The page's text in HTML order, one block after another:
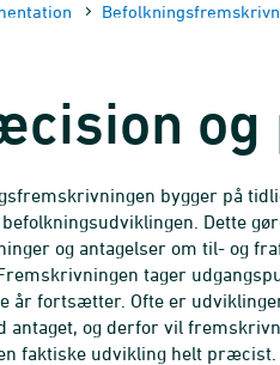
og
bygger på
Dette
og antagelser om til- og
tager
år fortsætter. Ofte er
antaget, og derfor vil
faktiske udvikling helt præcist.